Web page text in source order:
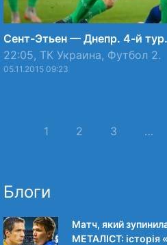
Сент-Этьен — Днепр. 4-й
22:05, ТК Украина, Футбол 2.
05.11.2015 09:23
1 2 3 …
Блоги
Матч, який
МЕТАЛІСТ: історія